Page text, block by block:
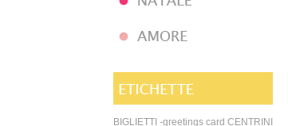
BIGLIETTI -greetings card CENTRINI